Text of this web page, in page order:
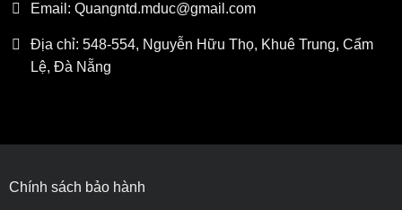
Email: Quangntd.mduc@gmail.com
Địa chỉ: 548-554, Nguyễn Hữu Thọ, Khuê Trung, Cẩm
Lệ, Đà Nẵng
Chính sách bảo hành